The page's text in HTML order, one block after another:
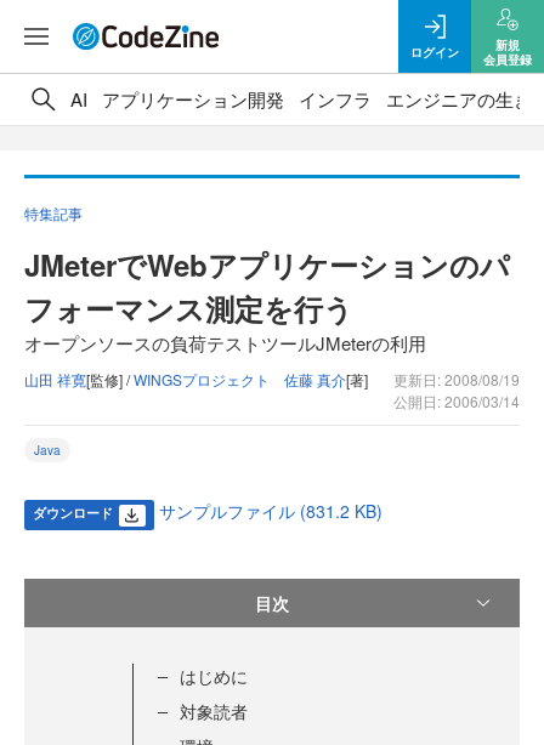
ログイン
新規
会員登録
AI アプリケーション開発 インフラ エンジニアの生き
特集記事
JMeterでWebアプリケーションのパ
フォーマンス測定を行う
オープンソースの負荷テストツールJMeterの利用
山田 祥寛[監修] /WINGSプロジェクト 佐藤 真介[著]
更新日: 2008/08/19
公開日: 2006/03/14
Java
ダウンロード サンプルファイル (831.2 KB)
目次
はじめに
対象読者